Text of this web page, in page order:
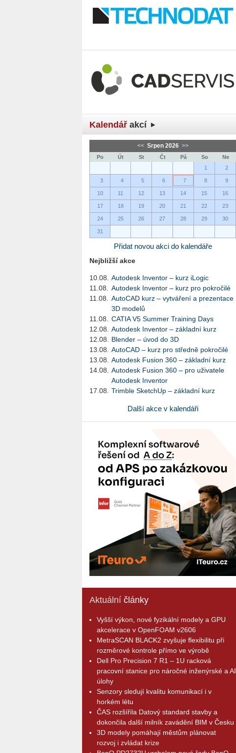
Kalendář akcí
<< Srpen 2026 >>
Po Út St Čt Pá So
Ne
1
2
3 4 5 6 7 8 9
10 11 12 13 14 15 16
17 18 19 20 21 22 23
24 25 26 27 28 29 30
31
Přidat novou akci do kalendáře
Nejbližší akce
10.08.
Autodesk Inventor – kurz iLogic
11.08.
Autodesk Inventor – kurz pro pokročilé
11.08.
AutoCAD kurz – vytváření a prezentace
3D modelů
11.08.
CATIA V5 Summer Training Days
12.08.
Autodesk Inventor – základní kurz
12.08.
Blender – úvod do 3D
13.08.
AutoCAD – kurz pro středně pokročilé
13.08.
Autodesk Fusion 360 – základní kurz
14.08.
Autodesk Fusion 360 – pro uživatele
Autodesk Inventor
17.08.
Trimble SketchUp – základní kurz
Další akce v kalendáři
Aktuální články
Vyšší výkon, nové fyzikální modely a GPU
akcelerace v OpenFOAM v2606
MetraSCAN BLACK2 zvyšuje flexibilitu při
rozměrové kontrole přímo ve výrobě
Dell Pro Precision 7 R1 – 1U racková
pracovní stanice pro náročné inženýrské a AI
úlohy
Senzory sledují kvalitu komunikací i v
horkém létu
ČAS rozšířila Datový standard stavby a
dokončila další milník zavádění BIM v Česku
3D modely pomáhají městům plánovat
rozvoj i zvládat krize